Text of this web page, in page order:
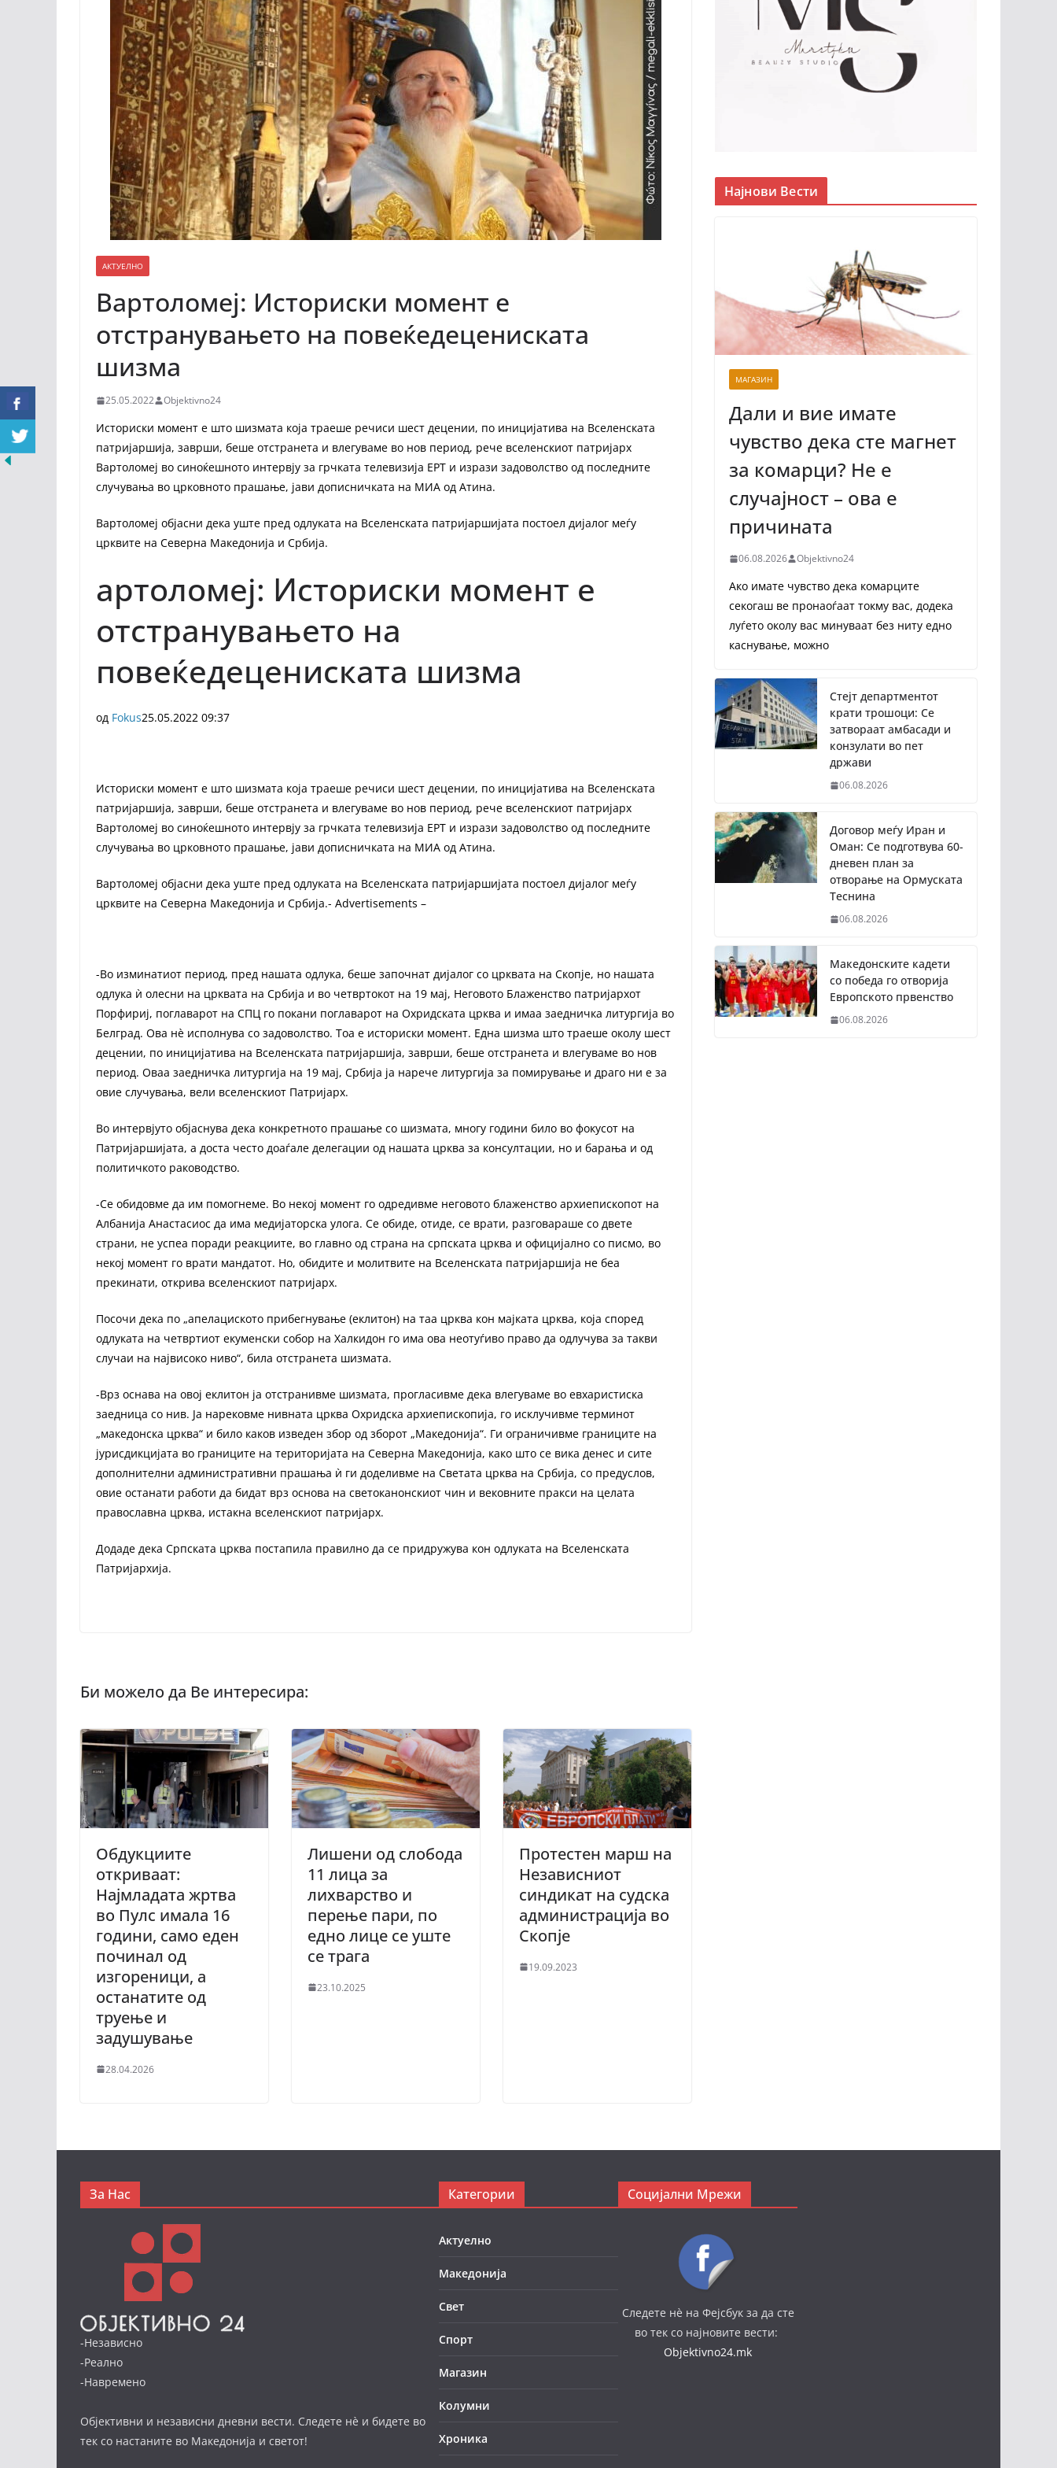
АКТУЕЛНО
Вартоломеј: Историски момент е
отстранувањето на повеќедецениската
шизма
25.05.2022 Objektivno24
Историски момент е што шизмата која траеше речиси шест децении, по иницијатива на Вселенската
патријаршија, заврши, беше отстранета и влегуваме во нов период, рече вселенскиот патријарх
Вартоломеј во синоќешното интервју за грчката телевизија ЕРТ и изрази задоволство од последните
случувања во црковното прашање, јави дописничката на МИА од Атина.
Вартоломеј објасни дека уште пред одлуката на Вселенската патријаршијата постоел дијалог меѓу
црквите на Северна Македонија и Србија.
артоломеј: Историски момент е
отстранувањето на
повеќедецениската шизма
од Fokus25.05.2022 09:37
Историски момент е што шизмата која траеше речиси шест децении, по иницијатива на Вселенската
патријаршија, заврши, беше отстранета и влегуваме во нов период, рече вселенскиот патријарх
Вартоломеј во синоќешното интервју за грчката телевизија ЕРТ и изрази задоволство од последните
случувања во црковното прашање, јави дописничката на МИА од Атина.
Вартоломеј објасни дека уште пред одлуката на Вселенската патријаршијата постоел дијалог меѓу
црквите на Северна Македонија и Србија.- Advertisements –
-Во изминатиот период, пред нашата одлука, беше започнат дијалог со црквата на Скопје, но нашата
одлука ѝ олесни на црквата на Србија и во четвртокот на 19 мај, Неговото Блаженство патријархот
Порфириј, поглаварот на СПЦ го покани поглаварот на Охридската црква и имаа заедничка литургија во
Белград. Ова нè исполнува со задоволство. Тоа е историски момент. Една шизма што траеше околу шест
децении, по иницијатива на Вселенската патријаршија, заврши, беше отстранета и влегуваме во нов
период. Оваа заедничка литургија на 19 мај, Србија ја нарече литургија за помирување и драго ни е за
овие случувања, вели вселенскиот Патријарх.
Во интервјуто објаснува дека конкретното прашање со шизмата, многу години било во фокусот на
Патријаршијата, а доста често доаѓале делегации од нашата црква за консултации, но и барања и од
политичкото раководство.
-Се обидовме да им помогнеме. Во некој момент го одредивме неговото блаженство архиепископот на
Албанија Анастасиос да има медијаторска улога. Се обиде, отиде, се врати, разговараше со двете
страни, не успеа поради реакциите, во главно од страна на српската црква и официјално со писмо, во
некој момент го врати мандатот. Но, обидите и молитвите на Вселенската патријаршија не беа
прекинати, открива вселенскиот патријарх.
Посочи дека по „апелациското прибегнување (еклитон) на таа црква кон мајката црква, која според
одлуката на четвртиот екуменски собор на Халкидон го има ова неотуѓиво право да одлучува за такви
случаи на највисоко ниво“, била отстранета шизмата.
-Врз оснава на овој еклитон ја отстранивме шизмата, прогласивме дека влегуваме во евхаристиска
заедница со нив. Ја нарековме нивната црква Охридска архиепископија, го исклучивме терминот
„македонска црква“ и било каков изведен збор од зборот „Македонија“. Ги ограничивме границите на
јурисдикцијата во границите на територијата на Северна Македонија, како што се вика денес и сите
дополнителни административни прашања ѝ ги доделивме на Светата црква на Србија, со предуслов,
овие останати работи да бидат врз основа на светоканонскиот чин и вековните пракси на целата
православна црква, истакна вселенскиот патријарх.
Додаде дека Српската црква постапила правилно да се придружува кон одлуката на Вселенската
Патријархија.
Обдукциите
откриваат:
Најмладата жртва
во Пулс имала 16
години, само еден
починал од
изгореници, а
останатите од
труење и
задушување
28.04.2026
Лишени од слобода
11 лица за
лихварство и
перење пари, по
едно лице се уште
се трага
23.10.2025
Протестен марш на
Независниот
синдикат на судска
администрација во
Скопје
19.09.2023
Најнови Вести
МАГАЗИН
Дали и вие имате
чувство дека сте магнет
за комарци? Не е
случајност – ова е
причината
06.08.2026 Objektivno24
Ако имате чувство дека комарците
секогаш ве пронаоѓаат токму вас, додека
луѓето околу вас минуваат без ниту едно
каснување, можно
Стејт департментот
крати трошоци: Се
затвораат амбасади и
конзулати во пет
држави
06.08.2026
Договор меѓу Иран и
Оман: Се подготвува 60-
дневен план за
отворање на Ормуската
Теснина
06.08.2026
Македонските кадети
со победа го отворија
Европското првенство
06.08.2026
За Нас
-Независно
-Реално
-Навремено
Објективни и независни дневни вести. Следете нè и бидете во
тек со настаните во Македонија и светот!
Категории
Актуелно
Македонија
Свет
Спорт
Магазин
Колумни
Хроника
Социјални Мрежи
Следете нè на Фејсбук за да сте
во тек со најновите вести:
Objektivno24.mk